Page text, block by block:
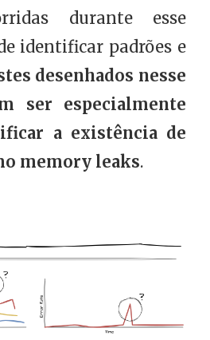
durante esse
identificar padrões e
desenhados nesse
ser especialmente
a existência de
memory leaks.